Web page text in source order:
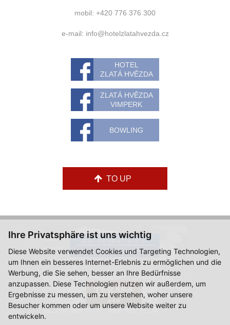
Ihre Privatsphäre ist uns wichtig
Diese Website verwendet Cookies und Targeting Technologien,
um Ihnen ein besseres Internet-Erlebnis zu ermöglichen und die
Werbung, die Sie sehen, besser an Ihre Bedürfnisse
anzupassen. Diese Technologien nutzen wir außerdem, um
Ergebnisse zu messen, um zu verstehen, woher unsere
Besucher kommen oder um unsere Website weiter zu
entwickeln.
mobil: +420 776 376 300
e-mail: info@hotelzlatahvezda.cz
HOTEL
ZLATÁ HVĚZDA
ZLATÁ HVĚZDA
VIMPERK
BOWLING
TO UP